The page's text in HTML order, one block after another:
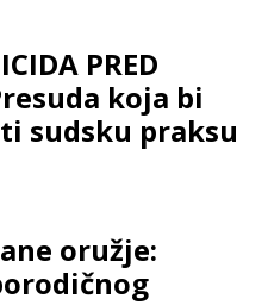
PRED
koja bi
sudsku praksu
oružje: